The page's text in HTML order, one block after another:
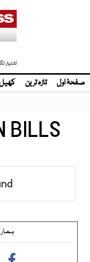
اشتہار
صفحۂ اول تازہ ترین
BILLS